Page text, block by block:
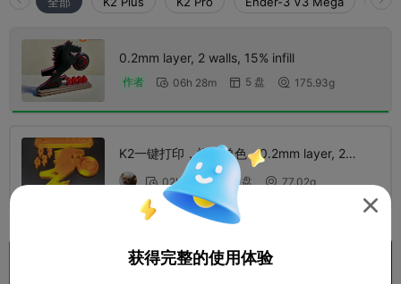
0.2mm layer, 2 walls, 15% infill
作者  06h 28m  5 盘  175.93g
K2一键打印，福字单色，0.2mm layer, 2
walls, 15% infill
 02h 19m 1 盘  77.02g
在 Creality Cloud 中打开

获得完整的使用体验